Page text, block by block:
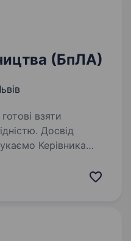
(БпЛА)
взяти
Досвід
з умінням